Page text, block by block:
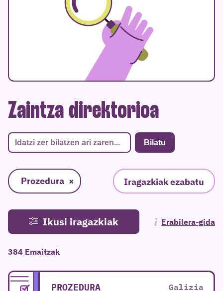
Zaintza direktorioa
Prozedura × Iragazkiak ezabatu
Ikusi iragazkiak Erabilera-gida
384 Emaitzak
PROZEDURA Galizia